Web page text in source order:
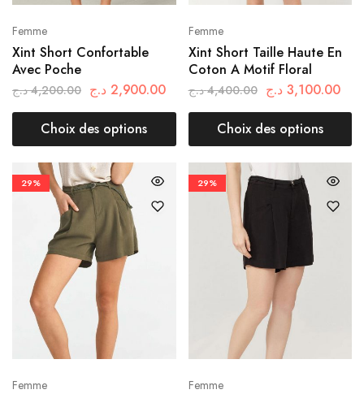
Femme
Xint Short Confortable
Avec Poche
4,200.00 د.ج 2,900.00 د.ج
Choix des options
Femme
Xint Short Taille Haute En
Coton A Motif Floral
4,400.00 د.ج 3,100.00 د.ج
Choix des options
29%
Femme
29%
Femme